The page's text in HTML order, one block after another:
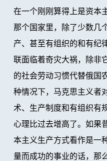
在一个刚刚算得上是资本
那个国家里，除了少数几
产、甚至有组织的和有纪
联面临着奇灾大祸，除非
的社会劳动习惯代替俄国
种情况下，马克思主义者
术、生产制度和有组织有
心理比过去增高了。如果
本主义生产方式看作是一
量而成功的事业的话，那